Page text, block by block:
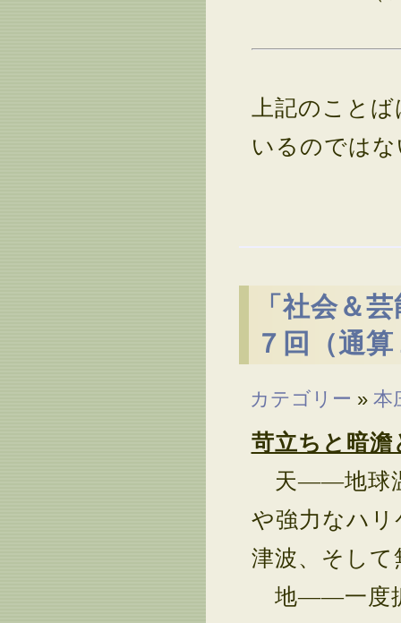
上記のこと
いるのでは
「社会＆
７回（通
カテゴリー » 本
苛立ちと暗澹
天――地球温
や強力なハ
津波、そし
地――一度拡